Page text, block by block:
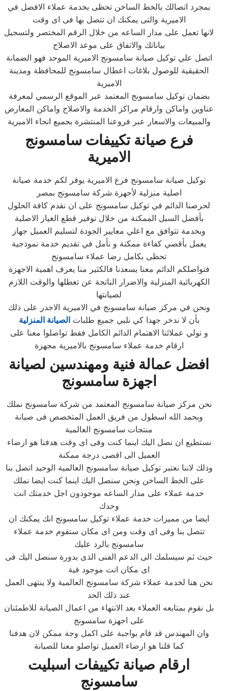
بمجرد اتصالك بالخط الساخن تحظى بخدمة عملاء الافضل في
الاميرية والتى يمكنك ان تتصل بها فى اى وقت
لانها تعمل على مدار الساعه من خلال الرقم المختصر ولتسجيل
بياناتك والاتفاق على موعد الاصلاح
اتصل علي توكيل صيانة سامسونج الاميرية الموحد فهو الضمانة
الحقيقية للوصول بلاغات اعطال سامسونج للمحافظة ومدينة
الاميرية
بضمان توكيل سامسونج المعتمد عبر الموقع الرسمي لمعرفة
عناوين واماكن وارقام مراكز الخدمة والاصلاح واماكن المعارض
والمبيعات والاسعار عبر فروعنا المنتشرة بجميع انحاء الاميرية
فرع صيانة تكييفات سامسونج
الاميرية
توكيل صيانة سامسونج فرع الاميرية يوفر لكم خدمة صيانة
اصلية منزلية لأجهزة شركة سامسونج بمصر
لحرصنا الدائم في توكيل سامسونج على ان نقدم كافة الحلول
بأفضل السبل الممكنة من خلال توفير قطع الغيار الاصلية
وبخدمة تتوافق مع اعلي معايير الجودة لتسليم العميل جهاز
يعمل بأقصي كفاءة ممكنة و نأمل في تقديم خدمة نموذجية
تحظى بكامل رضا عملاء سامسونج
فتواصلكم الدائم معنا يسعدنا فالكثير منا يعرف اهمية الاجهزة
الكهربائية المنزلية والاضرار الناتجة عن تعطلها والوقت اللازم
لصيانتها
ونحن في مركز صيانة سامسونج في الاميرية الاجدر على ذلك
بأن لا ندخر جهدا كي نلبي جميع طلباتالصيانة المنزلية
و نولي عملائنا الاهتمام الدائم الكامل فقط تواصلوا معنا على
ارقام خدمة عملاء سامسونج بالاميرية مجهزة
افضل عمالة فنية ومهندسين لصيانة
اجهزة سامسونج
نحن مركز صيانة سامسونج المعتمد من شركة سامسونج نملك
وبحمد الله اسطول من فريق العمل المتخصص فى صيانة
منتجات سامسونج العالمية
نستطيع ان نصل اليك اينما كنت وفى اى وقت هدفنا هو ارضاء
العميل الى اقصى درجة ممكنة
وذلك لاننا نعتبر توكيل صيانة سامسونج العالمية الوحيد اتصل بنا
على الخط الساخن ونحن سنصل اليك اينما كنت ايضا نملك
خدمة عملاء على مدار الساعه موجودون اجل خدمتك انت
وحدك
ايضا من مميزات خدمة عملاء توكيل سامسونج انك يمكنك ان
تتصل بنا وفى اى وقت ومن اى مكان ستقوم خدمة عملاء
سامسونج بالرد عليك
حيث ثم سيسلمك الى الدعم الفنى الذى بدورة سنصل اليك فى
اى مكان انت موجود فية
نحن هنا لخدمة عملاء شركة سامسونج العالمية ولا ينتهى العمل
عند ذلك الحد
بل نقوم بمتابعه العملاء بعد الانتهاء من اعمال الصيانة للاطمئنان
على اجهزة سامسونج
وان المهندس قد قام بواجبة على اكمل وجة ممكن لان هدفنا
كما قلنا هو ارضاء العميل تواصلو معنا للصيانة
ارقام صيانة تكييفات اسبليت
سامسونج